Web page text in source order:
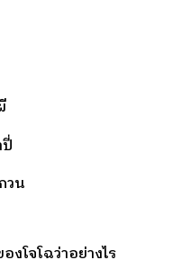
วน
โจโฉว่าอย่างไร